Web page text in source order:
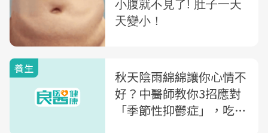
養生
秋天陰雨綿綿讓你心情不
好？中醫師教你3招應對
「季節性抑鬱症」，吃